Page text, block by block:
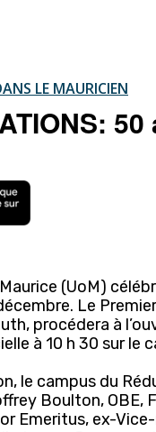
LE MAURICIEN
(UoM)
Le
procédera à
à 10 h 30 sur le
le campus du
Boulton, OBE,
Emeritus, ex-